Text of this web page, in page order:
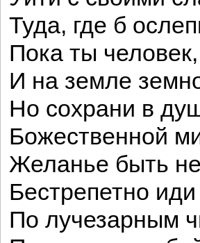
Туда, где б
Пока ты
И на земле
Но сохрани в
Божественной
Желанье быть
Бестрепетно
По лучезарным